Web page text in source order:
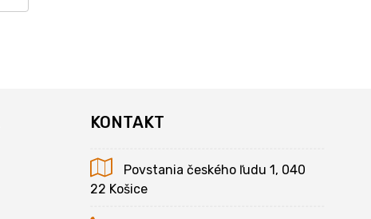
KONTAKT
Povstania českého ľudu 1, 040
22 Košice